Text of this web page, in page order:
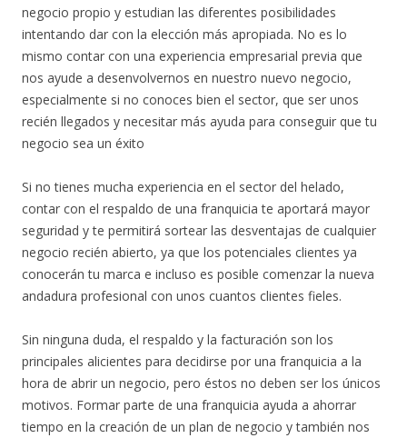
negocio propio y estudian las diferentes posibilidades
intentando dar con la elección más apropiada. No es lo
mismo contar con una experiencia empresarial previa que
nos ayude a desenvolvernos en nuestro nuevo negocio,
especialmente si no conoces bien el sector, que ser unos
recién llegados y necesitar más ayuda para conseguir que tu
negocio sea un éxito
Si no tienes mucha experiencia en el sector del helado,
contar con el respaldo de una franquicia te aportará mayor
seguridad y te permitirá sortear las desventajas de cualquier
negocio recién abierto, ya que los potenciales clientes ya
conocerán tu marca e incluso es posible comenzar la nueva
andadura profesional con unos cuantos clientes fieles.
Sin ninguna duda, el respaldo y la facturación son los
principales alicientes para decidirse por una franquicia a la
hora de abrir un negocio, pero éstos no deben ser los únicos
motivos. Formar parte de una franquicia ayuda a ahorrar
tiempo en la creación de un plan de negocio y también nos